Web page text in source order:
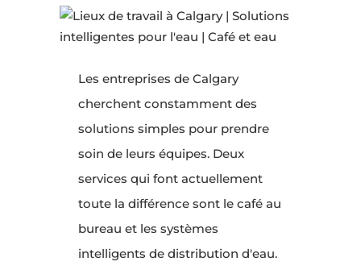
Les entreprises de Calgary
cherchent constamment des
solutions simples pour prendre
soin de leurs équipes. Deux
services qui font actuellement
toute la différence sont le café au
bureau et les systèmes
intelligents de distribution d'eau.